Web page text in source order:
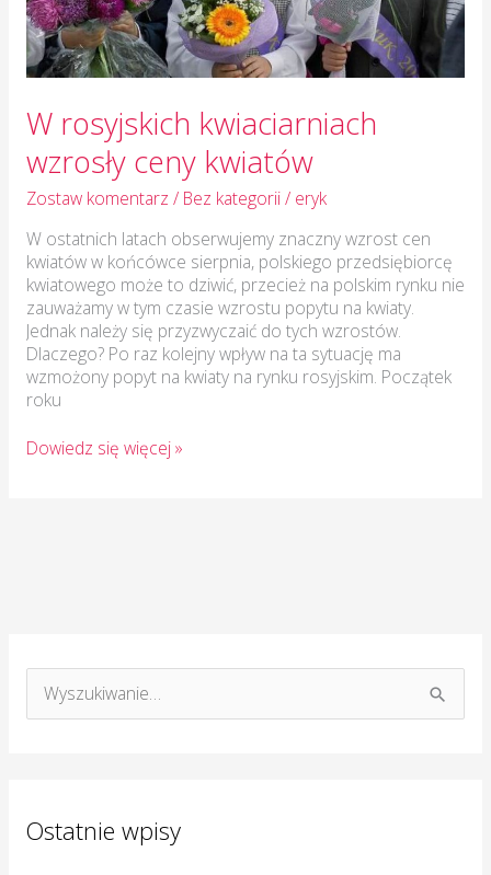
W rosyjskich kwiaciarniach
wzrosły ceny kwiatów
Zostaw komentarz / Bez kategorii/ eryk
W ostatnich latach obserwujemy znaczny wzrost cen
kwiatów w końcówce sierpnia, polskiego przedsiębiorcę
kwiatowego może to dziwić, przecież na polskim rynku nie
zauważamy w tym czasie wzrostu popytu na kwiaty.
Jednak należy się przyzwyczaić do tych wzrostów.
Dlaczego? Po raz kolejny wpływ na ta sytuację ma
wzmożony popyt na kwiaty na rynku rosyjskim. Początek
roku
Dowiedz się więcej »
a
Ostatnie wpisy